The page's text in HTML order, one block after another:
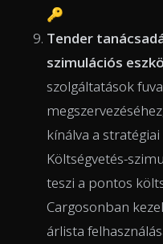
🔑
Tender
szimulációs
szolgáltatások
kínálva a stratégiai
Költségvetés-
teszi a pontos
Cargosonban
árlista